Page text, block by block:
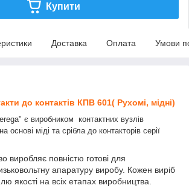
Купити
Доставка Оплата Умови
до контактів КПВ 601( Рухомі, мідні)
є виробником контактних вузлів
основі міді та срібла до контакторів серії
виробляє повністю готові для
апаратуру виробу. Кожен виріб
якості на всіх етапах виробництва.